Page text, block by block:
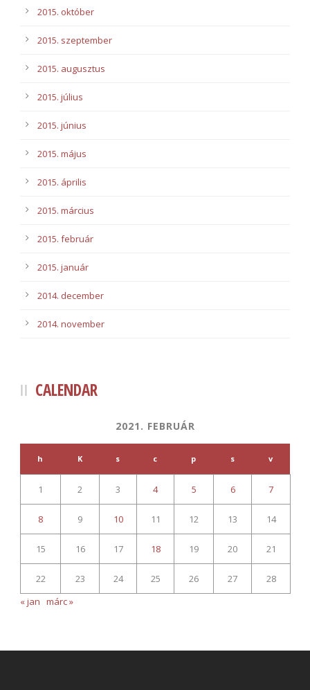
2015. október
2015. szeptember
2015. augusztus
2015. július
2015. június
2015. május
2015. április
2015. március
2015. február
2015. január
2014. december
2014. november
CALENDAR
2021. FEBRUÁR
h K s c p s v
1 2 3 4 5 6 7
8 9 10 11 12 13 14
15 16 17 18 19 20 21
22 23 24 25 26 27
28
« jan márc »